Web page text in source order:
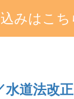
みはこち
道法改